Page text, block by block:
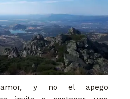
amor, y no el apego